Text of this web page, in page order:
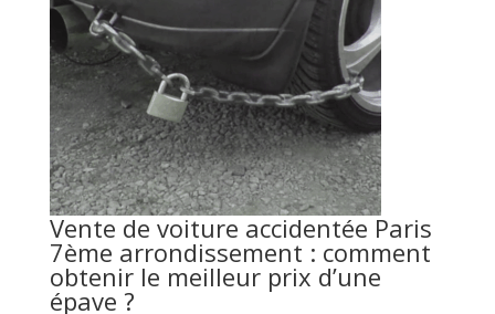
Vente de voiture accidentée Paris
7ème arrondissement : comment
obtenir le meilleur prix d’une
épave ?